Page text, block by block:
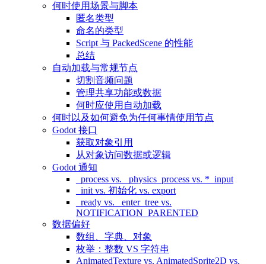
何时使用场景与脚本
匿名类型
命名的类型
Script 与 PackedScene 的性能
总结
自动加载与常规节点
切割音频问题
管理共享功能或数据
何时应使用自动加载
何时以及如何避免为任何事情使用节点
Godot 接口
获取对象引用
从对象访问数据或逻辑
Godot 通知
_process vs. _physics_process vs. *_input
_init vs. 初始化 vs. export
_ready vs. _enter_tree vs.
NOTIFICATION_PARENTED
数据偏好
数组、字典、对象
枚举：整数 VS 字符串
AnimatedTexture vs. AnimatedSprite2D vs.